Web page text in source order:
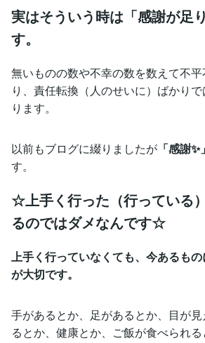
実はそういう時は「感謝が足
す。
無いものの数や不幸の数を数えて不
り、責任転換（人のせいに）ばかり
ります。
以前もブログに綴りましたが 「感謝✨」
す。
☆上手く行った（行っている
るのではダメなんです☆
上手く行っていなくても、今あるも
が大切です。
手があるとか、足があるとか、目が
るとか、健康とか、ご飯が食べられる